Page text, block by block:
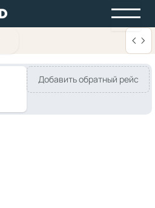
Добавить обратный рейс